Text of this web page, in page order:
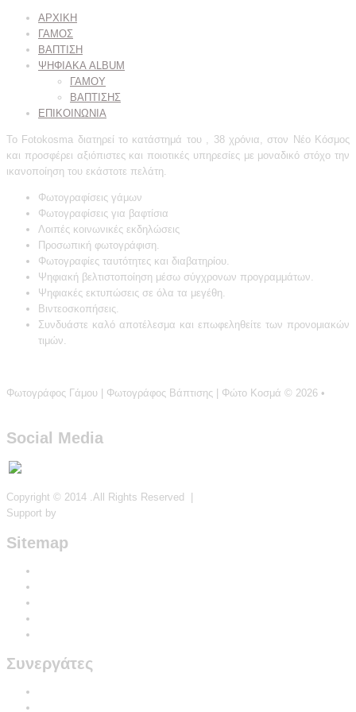
ΑΡΧΙΚΗ
ΓΑΜΟΣ
ΒΑΠΤΙΣΗ
ΨΗΦΙΑΚΑ ALBUM
ΓΑΜΟΥ
ΒΑΠΤΙΣΗΣ
ΕΠΙΚΟΙΝΩΝΙΑ
Το Fotokosma διατηρεί το κατάστημά του , 38 χρόνια, στον Νέο Κόσμος
και προσφέρει αξιόπιστες και ποιοτικές υπηρεσίες με μοναδικό στόχο την
ικανοποίηση του εκάστοτε πελάτη.
Φωτογραφίσεις γάμων
Φωτογραφίσεις για βαφτίσια
Λοιπές κοινωνικές εκδηλώσεις
Προσωπική φωτογράφιση.
Φωτογραφίες ταυτότητες και διαβατηρίου.
Ψηφιακή βελτιστοποίηση μέσω σύγχρονων προγραμμάτων.
Ψηφιακές εκτυπώσεις σε όλα τα μεγέθη.
Βιντεοσκοπήσεις.
Συνδυάστε καλό αποτέλεσμα και επωφεληθείτε των προνομιακών
τιμών.
Φωτογράφος Γάμου | Φωτογράφος Βάπτισης | Φώτο Κοσμά © 2026 •
Social Media
Copyright © 2014 .All Rights Reserved |
Support by
Sitemap
Συνεργάτες